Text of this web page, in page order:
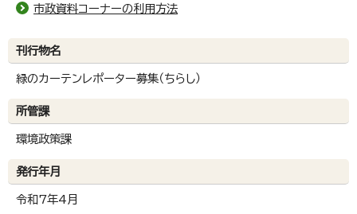
市政資料コーナーの利用方法
刊行物名
緑のカーテンレポーター募集（ちらし）
所管課
環境政策課
発行年月
令和7年4月